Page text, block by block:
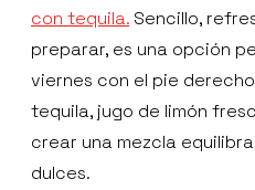
con tequila. Sencillo,
preparar, es una opción
viernes con el pie
tequila, jugo de limón
crear una mezcla
dulces.